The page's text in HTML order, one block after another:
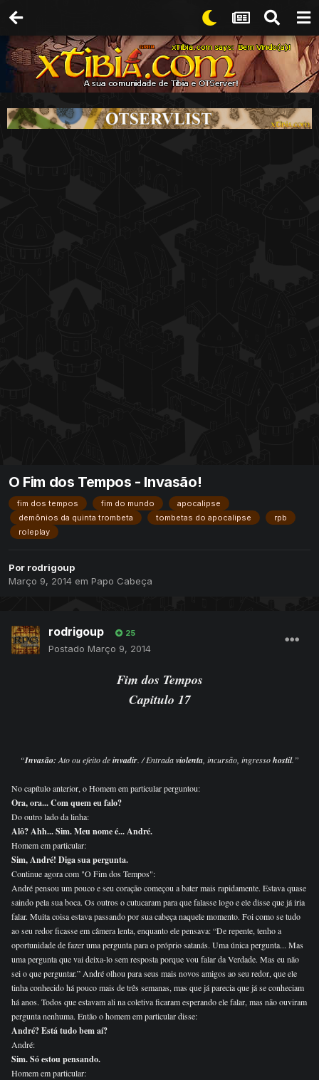
O Fim dos Tempos - Invasão!
fim dos tempos fim do mundo
apocalipse
demônios da quinta trombeta
tombetas do apocalipse
rpb
roleplay
Por rodrigoup
Março 9, 2014 em Papo Cabeça
rodrigoup 25
Postado Março 9, 2014
Fim dos Tempos
Capitulo 17
“Invasão:Ato ou efeito deinvadir. / Entradaviolenta , incursão, ingressohostil.”
No capítulo anterior, o Homem em particular perguntou:
Ora, ora... Com quem eu falo?
Do outro lado da linha:
Alô? Ahh... Sim. Meu nome é... André.
Homem em particular:
Sim, André! Diga sua pergunta.
Continue agora com "O Fim dos Tempos":
André pensou um pouco e seu coração começou a bater mais rapidamente. Estava quase
saindo pela sua boca. Os outros o cutucaram para que falasse logo e ele disse que já iria
falar. Muita coisa estava passando por sua cabeça naquele momento. Foi como se tudo
ao seu redor ficasse em câmera lenta, enquanto ele pensava: “De repente, tenho a
oportunidade de fazer uma pergunta para o próprio satanás. Uma única pergunta... Mas
uma pergunta que vai deixa-lo sem resposta porque vou falar da Verdade. Mas eu não
sei o que perguntar.” André olhou para seus mais novos amigos ao seu redor, que ele
tinha conhecido há pouco mais de três semanas, mas que já parecia que já se conheciam
há anos. Todos que estavam ali na coletiva ficaram esperando ele falar, mas não ouviram
pergunta nenhuma. Então o homem em particular disse:
André? Está tudo bem aí?
André:
Sim. Só estou pensando.
Homem em particular: